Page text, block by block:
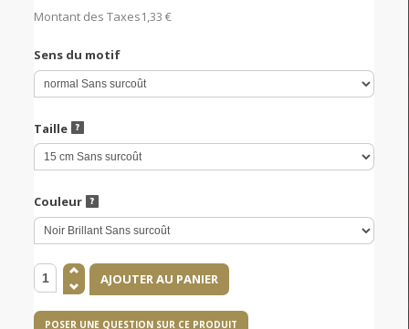
Montant des Taxes1,33 €
Sens du motif
Taille
Couleur
POSER UNE QUESTION SUR CE PRODUIT